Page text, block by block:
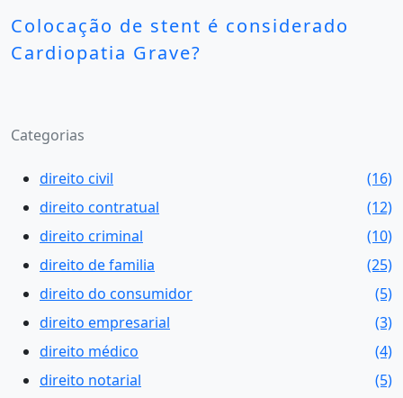
Colocação de stent é considerado
Cardiopatia Grave?
Categorias
direito civil
(16)
direito contratual
(12)
direito criminal
(10)
direito de familia
(25)
direito do consumidor
(5)
direito empresarial
(3)
direito médico
(4)
direito notarial
(5)